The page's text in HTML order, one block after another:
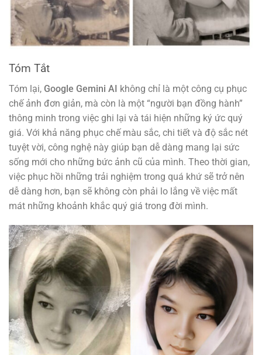
Tóm Tắt
Tóm lại, Google Gemini AI không chỉ là một công cụ phục
chế ảnh đơn giản, mà còn là một “người bạn đồng hành”
thông minh trong việc ghi lại và tái hiện những ký ức quý
giá. Với khả năng phục chế màu sắc, chi tiết và độ sắc nét
tuyệt vời, công nghệ này giúp bạn dễ dàng mang lại sức
sống mới cho những bức ảnh cũ của mình. Theo thời gian,
việc phục hồi những trải nghiệm trong quá khứ sẽ trở nên
dễ dàng hơn, bạn sẽ không còn phải lo lắng về việc mất
mát những khoảnh khắc quý giá trong đời mình.